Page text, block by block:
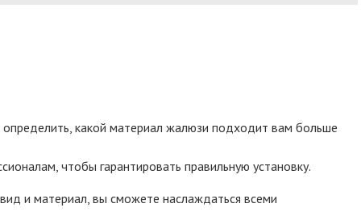
какой материал жалюзи подходит вам больше
чтобы гарантировать правильную установку.
и материал, вы сможете наслаждаться всеми